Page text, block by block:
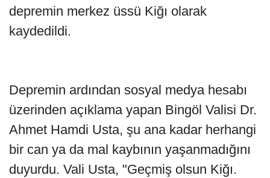
depremin merkez üssü Kiğı olarak
kaydedildi.
Depremin ardından sosyal medya hesabı
üzerinden açıklama yapan Bingöl Valisi Dr.
Ahmet Hamdi Usta, şu ana kadar herhangi
bir can ya da mal kaybının yaşanmadığını
duyurdu. Vali Usta, "Geçmiş olsun Kiğı.